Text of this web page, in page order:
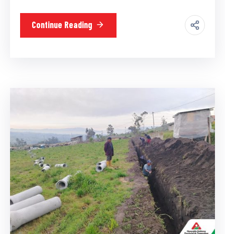
Continue Reading